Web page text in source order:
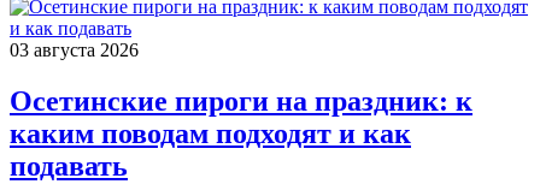
03 августа 2026
Осетинские пироги на праздник: к
каким поводам подходят и как
подавать